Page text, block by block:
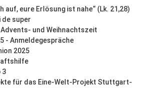
auf, eure Erlösung ist nahe“ (Lk. 21,28)
de super
Advents- und Weihnachtszeit
- Anmeldegespräche
2025
3
für das Eine-Welt-Projekt Stuttgart-